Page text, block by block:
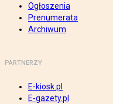
Ogłoszenia
Prenumerata
Archiwum
PARTNERZY
E-kiosk.pl
E-gazety.pl